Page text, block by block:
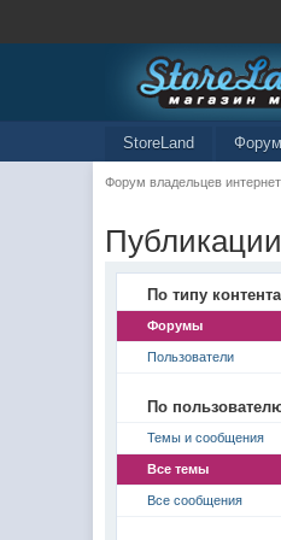
StoreLand
Форум владельцев
По типу контента
Форумы
Пользователи
По
Темы и сообщения
Все темы
Все сообщения